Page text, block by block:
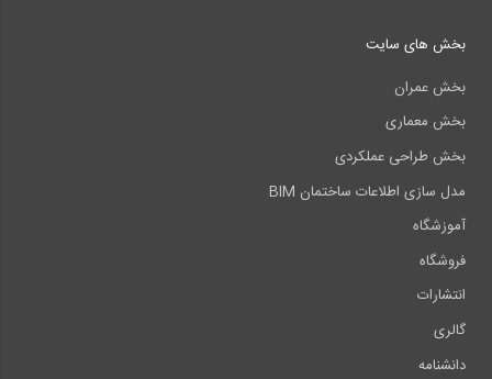
بخش های سایت
بخش عمران
بخش معماری
بخش طراحی عملکردی
مدل سازی اطلاعات ساختمان BIM
آموزشگاه
فروشگاه
انتشارات
گالری
دانشنامه